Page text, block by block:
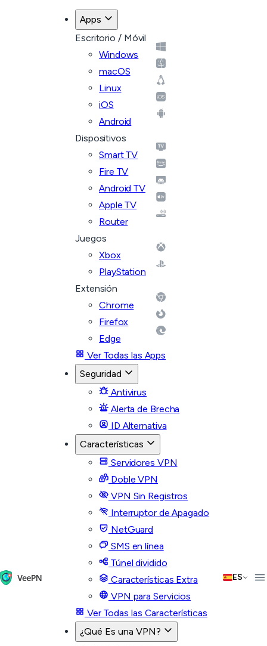
Apps
Escritorio / Móvil
Windows
macOS
Linux
iOS
Android
Dispositivos
Smart TV
Fire TV
Android TV
Apple TV
Router
Juegos
Xbox
PlayStation
Extensión
Chrome
Firefox
Edge
Ver Todas las Apps
Seguridad
Antivirus
Alerta de Brecha
ID Alternativa
Características
Servidores VPN
Doble VPN
VPN Sin Registros
Interruptor de Apagado
NetGuard
SMS en línea
Túnel dividido
Características Extra
VPN para Servicios
Ver Todas las Características
¿Qué Es una VPN?
ES